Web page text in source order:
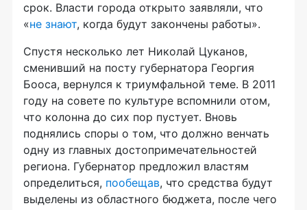
срок. Власти города открыто заявляли, что
«не знают, когда будут закончены работы».
Спустя несколько лет Николай Цуканов,
сменивший на посту губернатора Георгия
Бооса, вернулся к триумфальной теме. В 2011
году на совете по культуре вспомнили отом,
что колонна до сих пор пустует. Вновь
поднялись споры о том, что должно венчать
одну из главных достопримечательностей
региона. Губернатор предложил властям
определиться, пообещав, что средства будут
выделены из областного бюджета, после чего